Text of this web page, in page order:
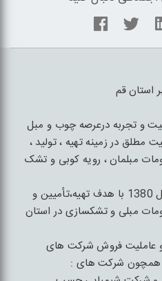
استان قم
1 قرن فعالیت و تجربه درعرصه چوب و مبل
20 سال فعالیت مطلق در زمینه تهیه ، تولید ،
مبلمان ، رویه کوبی و تشک
مجموعه ابزار مبل رنجبر در سال 1380 با هدف تهیه،تأمیین و
مبلی و تشکسازی در استان
و عاملیت فروش شرکت های
همچون شرکت های :